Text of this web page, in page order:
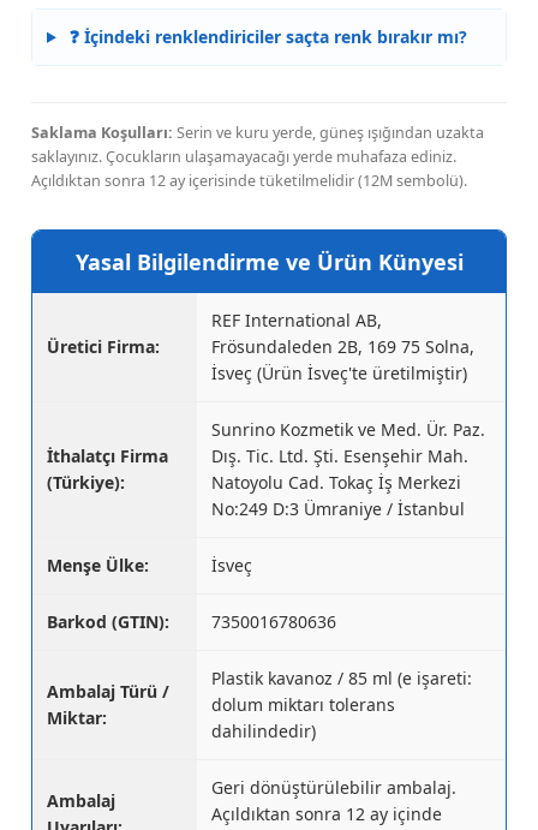
❓ İçindeki renklendiriciler saçta renk bırakır mı?
Saklama Koşulları: Serin ve kuru yerde, güneş ışığından uzakta
saklayınız. Çocukların ulaşamayacağı yerde muhafaza ediniz.
Açıldıktan sonra 12 ay içerisinde tüketilmelidir (12M sembolü).
Yasal Bilgilendirme ve Ürün Künyesi
Üretici Firma:
REF International AB,
Frösundaleden 2B, 169 75 Solna,
İsveç (Ürün İsveç'te üretilmiştir)
İthalatçı Firma
(Türkiye):
Sunrino Kozmetik ve Med. Ür. Paz.
Dış. Tic. Ltd. Şti. Esenşehir Mah.
Natoyolu Cad. Tokaç İş Merkezi
No:249 D:3 Ümraniye / İstanbul
Menşe Ülke: İsveç
Barkod (GTIN): 7350016780636
Ambalaj Türü /
Miktar:
Plastik kavanoz / 85 ml (e işareti:
dolum miktarı tolerans
dahilindedir)
Ambalaj
Geri dönüştürülebilir ambalaj.
Açıldıktan sonra 12 ay içinde